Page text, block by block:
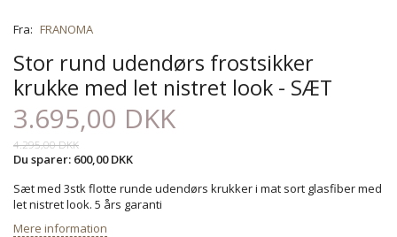
Fra: FRANOMA
Stor rund udendørs frostsikker
krukke med let nistret look - SÆT
3.695,00 DKK
4.295,00 DKK
Du sparer: 600,00 DKK
Sæt med 3stk flotte runde udendørs krukker i mat sort glasfiber med
let nistret look. 5 års garanti
Mere information